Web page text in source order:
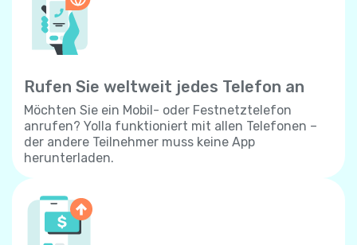
Rufen Sie weltweit jedes Telefon an
Möchten Sie ein Mobil- oder Festnetztelefon
anrufen? Yolla funktioniert mit allen Telefonen –
der andere Teilnehmer muss keine App
herunterladen.